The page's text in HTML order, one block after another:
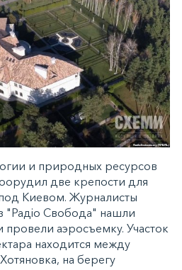
и природных ресурсов
две крепости для
Киевом. Журналисты
Свобода" нашли
аэросъемку. Участок
находится между
на берегу